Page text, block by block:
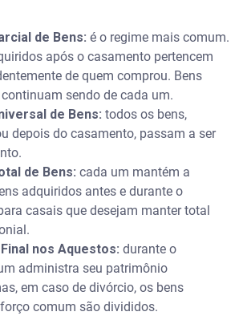
de Bens: é o regime mais comum.
após o casamento pertencem
de quem comprou. Bens
sendo de cada um.
de Bens: todos os bens,
depois do casamento, passam a ser
de Bens: cada um mantém a
adquiridos antes e durante o
casais que desejam manter total
nos Aquestos: durante o
administra seu patrimônio
em caso de divórcio, os bens
comum são divididos.